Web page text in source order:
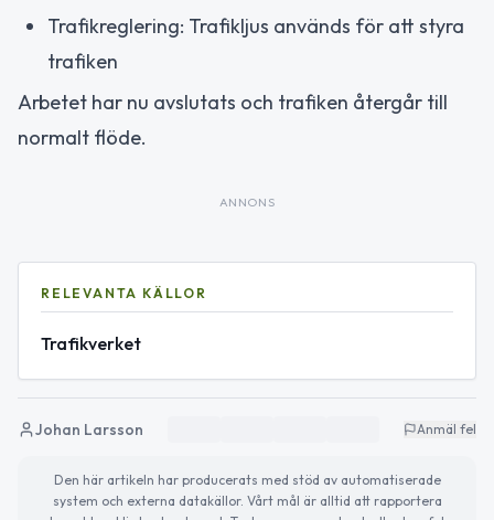
Trafikreglering: Trafikljus används för att styra
trafiken
Arbetet har nu avslutats och trafiken återgår till
normalt flöde.
ANNONS
RELEVANTA KÄLLOR
Trafikverket
Johan Larsson Anmäl fel
Den här artikeln har producerats med stöd av automatiserade
system och externa datakällor. Vårt mål är alltid att rapportera